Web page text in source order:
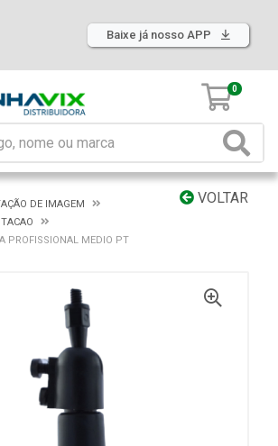
Baixe já nosso APP
0
VOLTAR
DE IMAGEM
PROFISSIONAL MEDIO PT